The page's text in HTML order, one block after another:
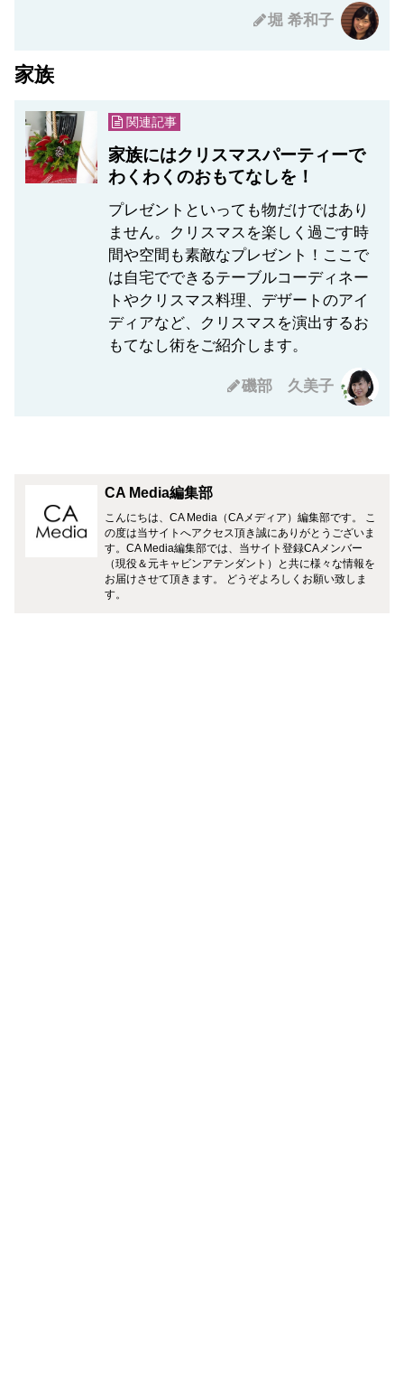
堀 希和子
家族
関連記事
家族にはクリスマスパーティーで
わくわくのおもてなしを！
プレゼントといっても物だけではあり
ません。クリスマスを楽しく過ごす時
間や空間も素敵なプレゼント！ここで
は自宅でできるテーブルコーディネー
トやクリスマス料理、デザートのアイ
ディアなど、クリスマスを演出するお
もてなし術をご紹介します。
磯部 久美子
CA Media編集部
こんにちは、CA Media（CAメディア）編集部です。 こ
の度は当サイトへアクセス頂き誠にありがとうございま
す。CA Media編集部では、当サイト登録CAメンバー
（現役＆元キャビンアテンダント）と共に様々な情報を
お届けさせて頂きます。 どうぞよろしくお願い致しま
す。